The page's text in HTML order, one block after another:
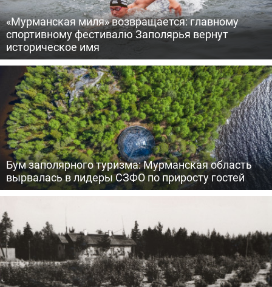
«Мурманская миля» возвращается: главному
спортивному фестивалю Заполярья вернут
историческое имя
Бум заполярного туризма: Мурманская область
вырвалась в лидеры СЗФО по приросту гостей